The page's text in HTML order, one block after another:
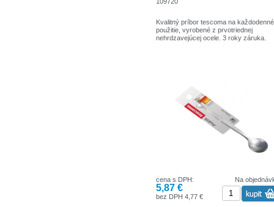
Kvalitný príbor tescoma na každodenné
použitie, vyrobené z prvotriednej
nehrdzavejúcej ocele. 3 roky záruka.
Na
cena s DPH:
5,87 €
bez DPH 4,77 €